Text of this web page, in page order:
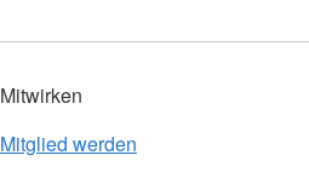
Mitwirken
Mitglied werden